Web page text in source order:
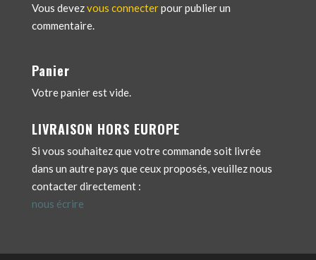
Vous devezvous connecterpour publier un
commentaire.
Panier
Votre panier est vide.
LIVRAISON HORS EUROPE
Si vous souhaitez que votre commande soit livrée
dans un autre pays que ceux proposés, veuillez nous
contacter directement :
nous écrire